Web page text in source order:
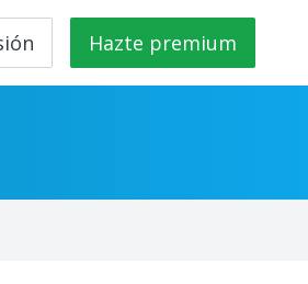
Hazte premium